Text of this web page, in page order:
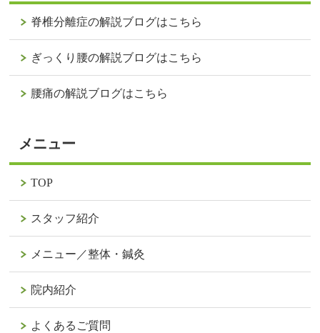
脊椎分離症の解説ブログはこちら
ぎっくり腰の解説ブログはこちら
腰痛の解説ブログはこちら
メニュー
TOP
スタッフ紹介
メニュー／整体・鍼灸
院内紹介
よくあるご質問